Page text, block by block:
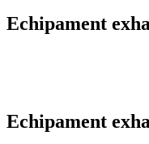
Echipament
Echipament